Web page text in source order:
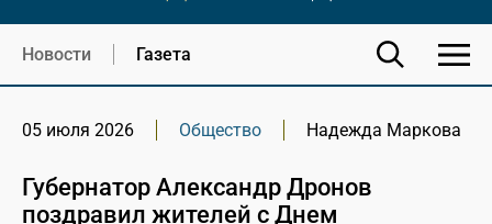
Новости Газета
05 июля 2026 Общество Надежда Маркова
Губернатор Александр Дронов
поздравил жителей с Днем